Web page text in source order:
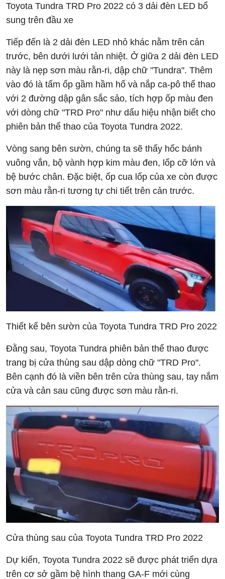
Toyota Tundra TRD Pro 2022 có 3 dải đèn LED bổ
sung trên đầu xe
Tiếp đến là 2 dải đèn LED nhỏ khác nằm trên cản
trước, bên dưới lưới tản nhiệt. Ở giữa 2 dải đèn LED
này là nẹp sơn màu rằn-ri, dập chữ "Tundra". Thêm
vào đó là tấm ốp gầm hầm hố và nắp ca-pô thể thao
với 2 đường dập gân sắc sảo, tích hợp ốp màu đen
với dòng chữ "TRD Pro" như dấu hiệu nhận biết cho
phiên bản thể thao của Toyota Tundra 2022.
Vòng sang bên sườn, chúng ta sẽ thấy hốc bánh
vuông vắn, bộ vành hợp kim màu đen, lốp cỡ lớn và
bệ bước chân. Đặc biệt, ốp cua lốp của xe còn được
sơn màu rằn-ri tương tự chi tiết trên cản trước.
Thiết kế bên sườn của Toyota Tundra TRD Pro 2022
Đằng sau, Toyota Tundra phiên bản thể thao được
trang bị cửa thùng sau dập dòng chữ "TRD Pro".
Bên cạnh đó là viền bên trên cửa thùng sau, tay nắm
cửa và cản sau cũng được sơn màu rằn-ri.
Cửa thùng sau của Toyota Tundra TRD Pro 2022
Dự kiến, Toyota Tundra 2022 sẽ được phát triển dựa
trên cơ sở gầm bệ hình thang GA-F mới cùng